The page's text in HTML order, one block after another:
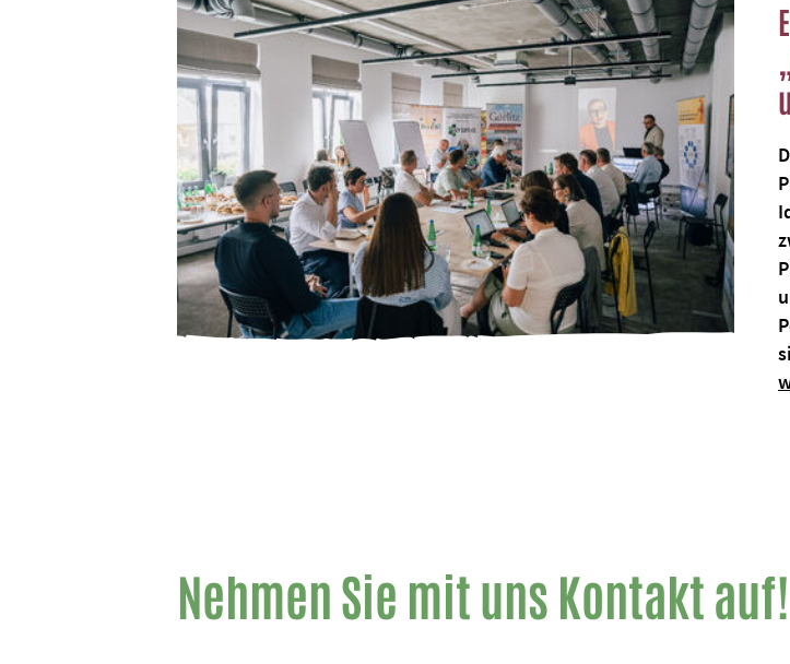
Nehmen Sie mit uns Kontakt auf!